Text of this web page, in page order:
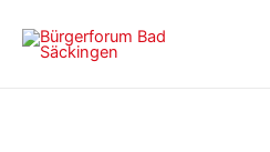
Inhalt
springen